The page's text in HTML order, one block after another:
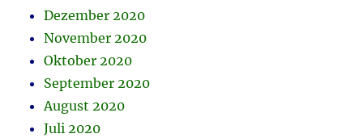
Dezember 2020
November 2020
Oktober 2020
September 2020
August 2020
Juli 2020